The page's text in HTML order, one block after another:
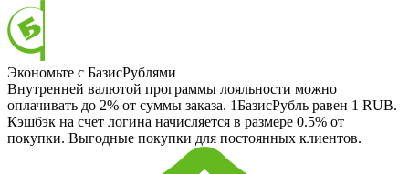
Экономьте с БазисРублями
Внутренней валютой программы лояльности можно
оплачивать до 2% от суммы заказа. 1БазисРубль равен 1 RUB.
Кэшбэк на счет логина начисляется в размере 0.5% от
покупки. Выгодные покупки для постоянных клиентов.